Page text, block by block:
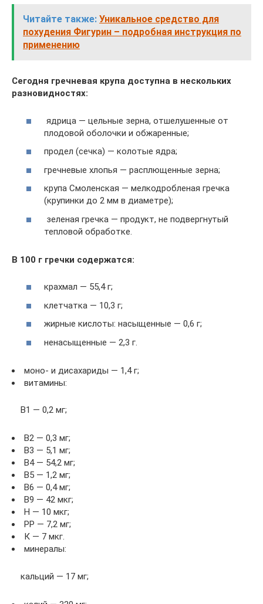
Читайте также: Уникальное средство для
похудения Фигурин – подробная инструкция по
применению
Сегодня гречневая крупа доступна в нескольких
разновидностях:
ядрица — цельные зерна, отшелушенные от
плодовой оболочки и обжаренные;
продел (сечка) — колотые ядра;
гречневые хлопья — расплющенные зерна;
крупа Смоленская — мелкодробленая гречка
(крупинки до 2 мм в диаметре);
зеленая гречка — продукт, не подвергнутый
тепловой обработке.
В 100 г гречки содержатся:
крахмал — 55,4 г;
клетчатка — 10,3 г;
жирные кислоты: насыщенные — 0,6 г;
ненасыщенные — 2,3 г.
моно- и дисахариды — 1,4 г;
витамины:
B1 — 0,2 мг;
В2 — 0,3 мг;
B3 — 5,1 мг;
В4 — 54,2 мг;
В5 — 1,2 мг;
B6 — 0,4 мг;
B9 — 42 мкг;
H — 10 мкг;
PP — 7,2 мг;
К — 7 мкг.
минералы:
кальций — 17 мг;